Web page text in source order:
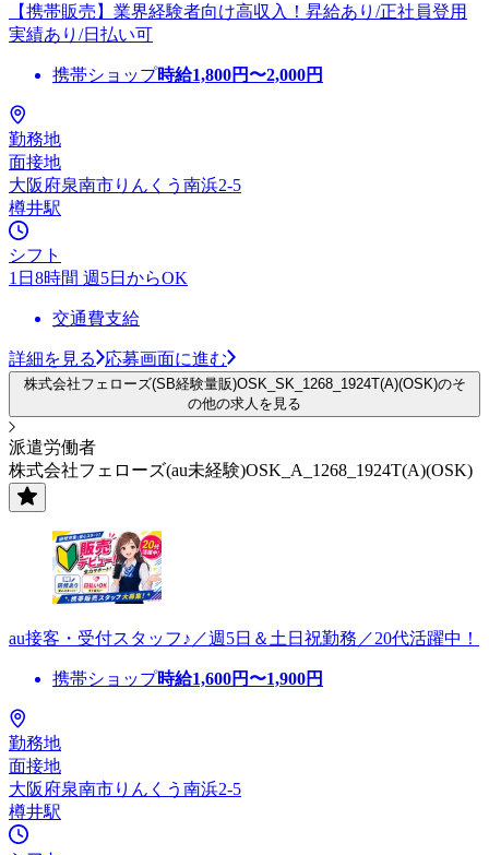
【携帯販売】業界経験者向け高収入！昇給あり/正社員登用
実績あり/日払い可
携帯ショップ時給1,800円〜2,000円
勤務地
面接地
大阪府泉南市りんくう南浜2-5
樽井駅
シフト
1日8時間 週5日からOK
交通費支給
詳細を見る 応募画面に進む
株式会社フェローズ(SB経験量販)OSK_SK_1268_1924T(A)(OSK)のそ
の他の求人を見る
派遣労働者
株式会社フェローズ(au未経験)OSK_A_1268_1924T(A)(OSK)
au接客・受付スタッフ♪／週5日＆土日祝勤務／20代活躍中！
携帯ショップ時給1,600円〜1,900円
勤務地
面接地
大阪府泉南市りんくう南浜2-5
樽井駅